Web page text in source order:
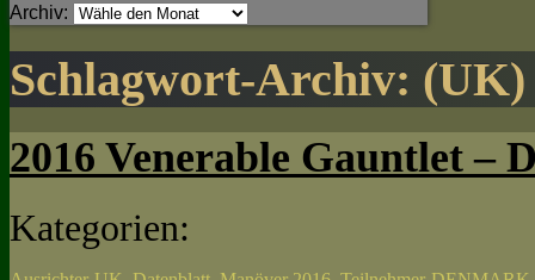
Archiv:
Schlagwort-Archiv: (UK)
2016 Venerable Gauntlet –
Kategorien: